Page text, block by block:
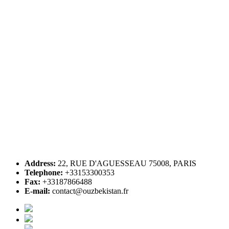
Address: 22, RUE D'AGUESSEAU 75008, PARIS
Telephone: +33153300353
Fax: +33187866488
E-mail: contact@ouzbekistan.fr